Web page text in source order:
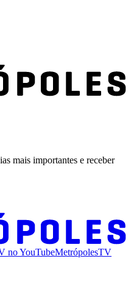
mais importantes e receber
noYouTubeMetrópolesTV